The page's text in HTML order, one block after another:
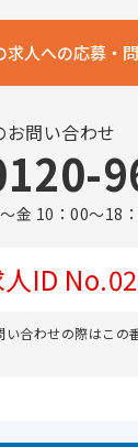
求人への応募・
お問い合わせ
金 10：00～18
ID
合わせの際はこの